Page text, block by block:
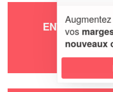
ENTREPRISE
13 Rue
44350
vosmarges
nouveaux